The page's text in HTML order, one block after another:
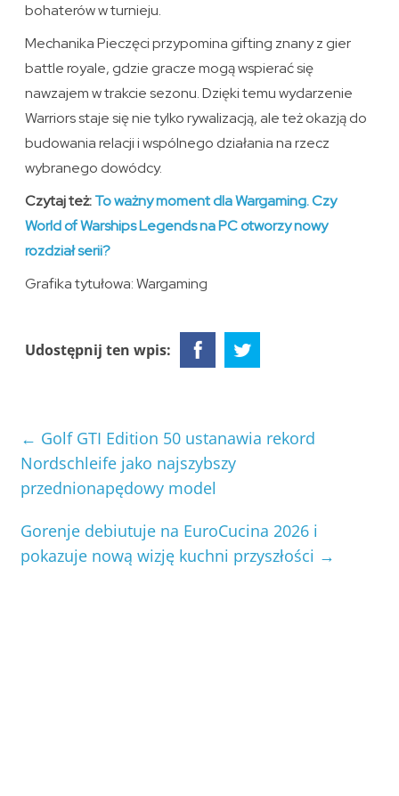
bohaterów w turnieju.
Mechanika Pieczęci przypomina gifting znany z gier
battle royale, gdzie gracze mogą wspierać się
nawzajem w trakcie sezonu. Dzięki temu wydarzenie
Warriors staje się nie tylko rywalizacją, ale też okazją do
budowania relacji i wspólnego działania na rzecz
wybranego dowódcy.
Czytaj też:To ważny moment dla Wargaming. Czy
World of Warships Legends na PC otworzy nowy
rozdział serii?
Grafika tytułowa: Wargaming
Udostępnij ten wpis:
← Golf GTI Edition 50 ustanawia rekord
Nordschleife jako najszybszy
przednionapędowy model
Gorenje debiutuje na EuroCucina 2026 i
pokazuje nową wizję kuchni przyszłości →